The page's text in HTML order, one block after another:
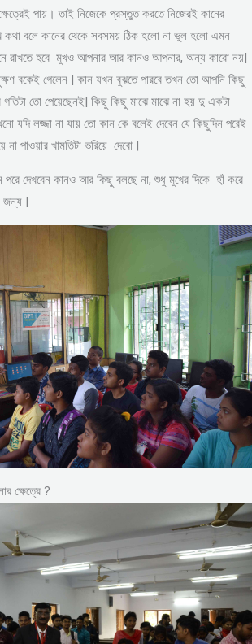
পায়। তাই নিজেকে প্রস্তুত করতে নিজেরই কানের
কথা বলে কানের থেকে সবসময় ঠিক হলো না ভুল হলো এমন
রাখতে হবে মুখও আপনার আর কানও আপনার, অন্য কারো নয়|
বকেই গেলেন | কান যখন বুঝতে পারবে তখন তো আপনি কিছু
তো পেয়েছেনই| কিছু কিছু মাঝে মাঝে না হয় দু একটা
যদি লজ্জা না যায় তো কান কে বলেই দেবেন যে কিছুদিন পরেই
পাওয়ার খামতিটা ভরিয়ে দেবো |
পরে দেখবেন কানও আর কিছু বলছে না, শুধু মুখের দিকে হাঁ করে
জন্য |
ক্ষেত্রে ?